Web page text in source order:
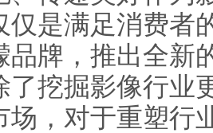
仅是满足消费者
品牌，推出全新
了挖掘影像行业
场，对于重塑行